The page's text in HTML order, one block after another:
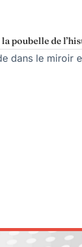
poubelle de
dans le miroir